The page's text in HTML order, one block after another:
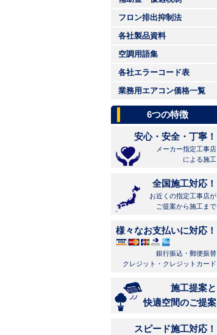
フロン排出抑制法
各社製品資料
空調用語集
各社エラーコード表
業務用エアコン価格一覧
6つの特徴
安心・安全・丁寧！
メーカー指定工事店
による施工
全国施工対応！
お近くの指定工事店が
ご提案から施工まで
様々なお支払いに対応！
銀行振込・郵便振替
クレジット・クレジットカード
施工提案と
快適空間のご提案
スピード施工対応！